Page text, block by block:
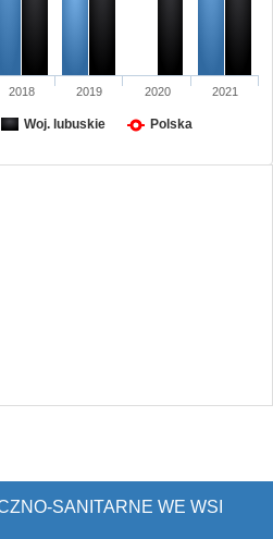
2018 2019 2020 2021
Woj. lubuskie Polska
SANITARNE WE WSI